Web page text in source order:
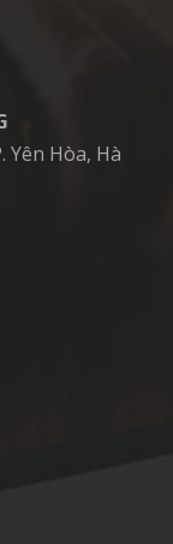
Yên Hòa, Hà